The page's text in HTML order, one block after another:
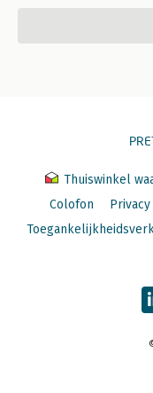
Thuiswinkel
Colofon
Privacy